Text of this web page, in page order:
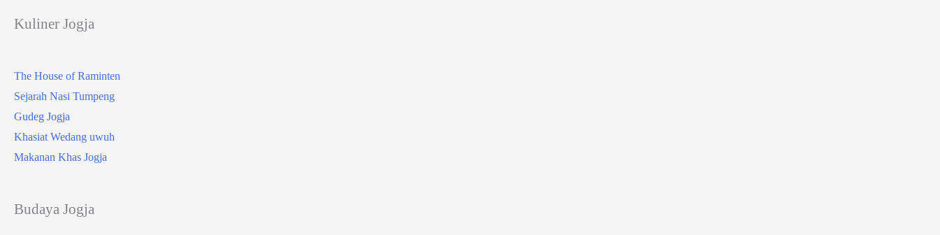
Kuliner Jogja
The House of Raminten
Sejarah Nasi Tumpeng
Gudeg Jogja
Khasiat Wedang uwuh
Makanan Khas Jogja
Budaya Jogja